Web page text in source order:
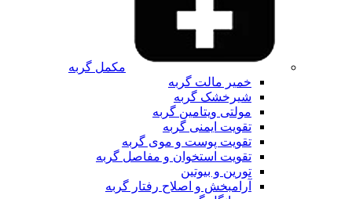
مکمل گربه
خمیر مالت گربه
شیرخشک گربه
مولتی ویتامین گربه
تقویت ایمنی گربه
تقویت پوست و موی گربه
تقویت استخوان و مفاصل گربه
تورین و بیوتین
آرامبخش و اصلاح رفتار گربه